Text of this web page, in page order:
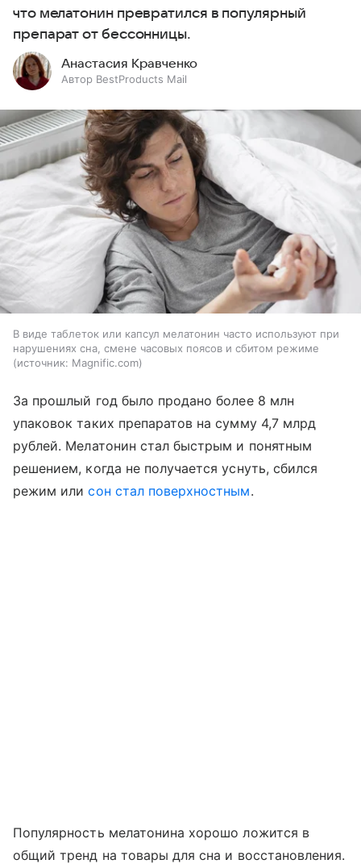
что мелатонин превратился в популярный
препарат от бессонницы.
Анастасия Кравченко
Автор BestProducts Mail
В виде таблеток или капсул мелатонин часто используют при
нарушениях сна, смене часовых поясов и сбитом режиме
источник: Magnific.com
За прошлый год было продано более 8 млн
упаковок таких препаратов на сумму 4,7 млрд
рублей. Мелатонин стал быстрым и понятным
решением, когда не получается уснуть, сбился
режим илисон стал поверхностным.
Популярность мелатонина хорошо ложится в
общий тренд на товары для сна и восстановления.